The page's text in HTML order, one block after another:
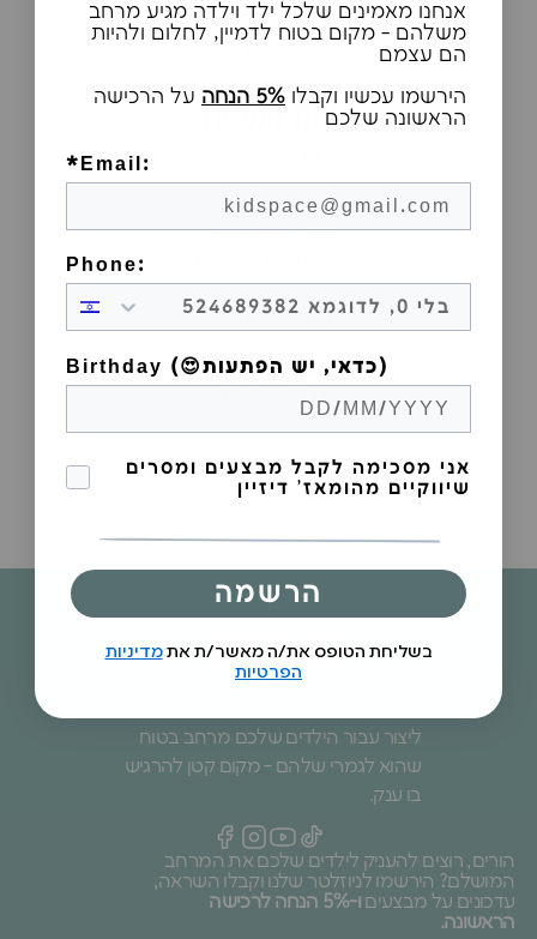
חנות המפעל
ש
שעות פתיחה:
הגעה בתיאום מראש
09-7465516
09-7465516
הומאז׳ דזיין צמח מתוך אהבה לילדים
ליצור עבור הילדים שלכם מרחב בטוח
שהוא לגמרי שלהם - מקום קטן להרגיש
בו ענק.
הורים, רוצים להעניק לילדים שלכם את המרחב
המושלם? הירשמו לניוזלטר שלנו וקבלו השראה,
עדכונים על מבצעים
ו-5% הנחה לרכישה
הראשונה.
אנחנו מאמינים שלכל ילד וילדה מגיע מרחב
משלהם - מקום בטוח לדמיין, לחלום ולהיות
הם עצמם
הירשמו עכשיו וקבלו 5% הנחה
על הרכישה
הראשונה שלכם
*Email:
Phone:
Birthday (😍כדאי, יש הפתעות)
הסכמה לקבל מבצעים
אני מסכימה לקבל מבצעים ומסרים
שיווקיים מהומאז' דיזיין
הרשמה
בשליחת הטופס את/ה מאשר/ת אתמדיניות
הפרטיות